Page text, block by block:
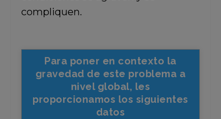
compliquen.
Para poner en contexto la
gravedad de este problema a
nivel global, les
proporcionamos los siguientes
datos